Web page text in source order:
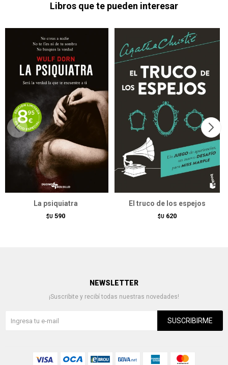
Libros que te pueden interesar
La psiquiatra
$U 590
El truco de los espejos
$U 620
NEWSLETTER
¡Suscribite y recibí todas nuestras novedades!
SUSCRIBIRME